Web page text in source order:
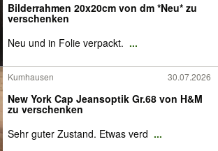
Bilderrahmen 20x20cm von dm *Neu* zu
verschenken
Neu und in Folie verpackt. ...
Kumhausen 30.07.2026
New York Cap Jeansoptik Gr.68 von H&M
zu verschenken
Sehr guter Zustand. Etwas verd ...